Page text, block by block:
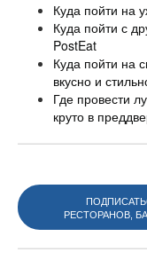
Куда пойти на
Куда пойти с
PostEat
Куда пойти на
вкусно и
Где провести
круто в
РЕСТОРАНОВ,